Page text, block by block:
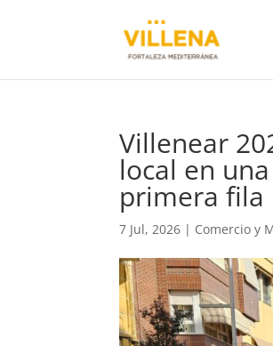
Villenear
local en
primera fila
7 Jul, 2026 | Comercio y